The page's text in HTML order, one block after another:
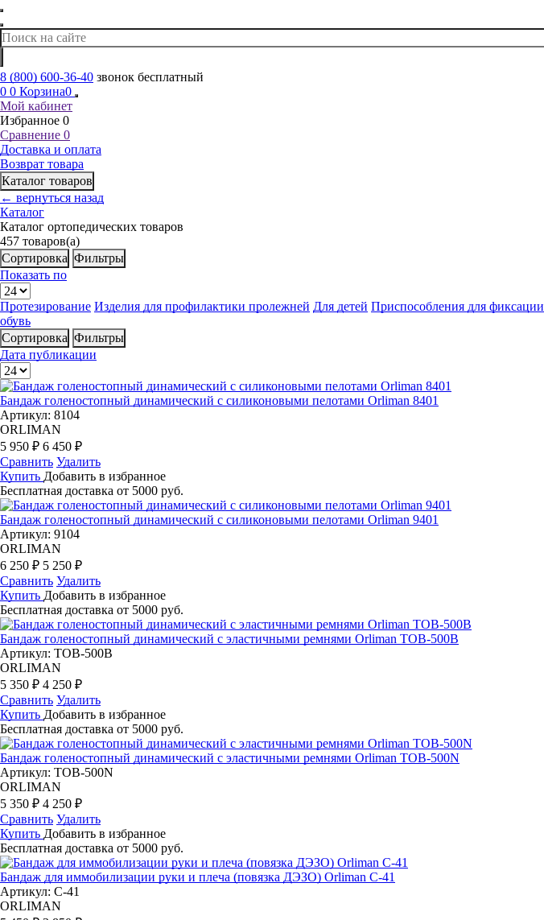
8 (800) 600-36-40 звонок бесплатный
0 0 Корзина0
Мой кабинет
Избранное 0
Сравнение 0
Доставка и оплата
Возврат товара
Каталог товаров
← вернуться назад
Каталог
Каталог ортопедических товаров
457 товаров(а)
Сортировка Фильтры
Показать по
Протезирование Изделия для профилактики пролежней Для детей Приспособления для фиксации
обувь
Сортировка Фильтры
Дата публикации
Бандаж голеностопный динамический с силиконовыми пелотами Orliman 8401
Артикул: 8104
ORLIMAN
5 950 ₽ 6 450 ₽
Сравнить Удалить
Купить Добавить в избранное
Бесплатная доставка от 5000 руб.
Бандаж голеностопный динамический с силиконовыми пелотами Orliman 9401
Артикул: 9104
ORLIMAN
6 250 ₽ 5 250 ₽
Сравнить Удалить
Купить Добавить в избранное
Бесплатная доставка от 5000 руб.
Бандаж голеностопный динамический с эластичными ремнями Orliman TOB-500B
Артикул: TOB-500B
ORLIMAN
5 350 ₽ 4 250 ₽
Сравнить Удалить
Купить Добавить в избранное
Бесплатная доставка от 5000 руб.
Бандаж голеностопный динамический с эластичными ремнями Orliman TOB-500N
Артикул: TOB-500N
ORLIMAN
5 350 ₽ 4 250 ₽
Сравнить Удалить
Купить Добавить в избранное
Бесплатная доставка от 5000 руб.
Бандаж для иммобилизации руки и плеча (повязка ДЭЗО) Orliman C-41
Артикул: C-41
ORLIMAN